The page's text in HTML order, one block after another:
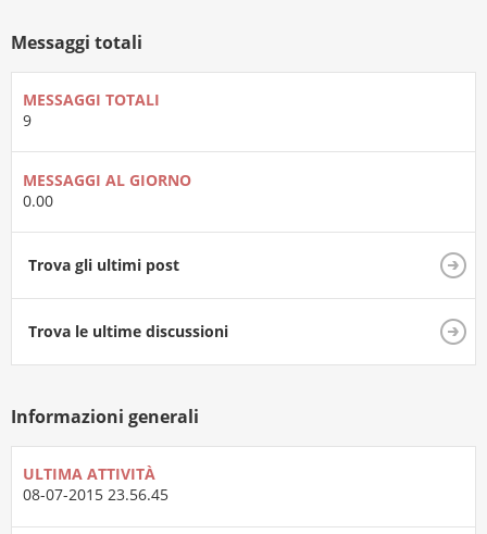
Messaggi totali
MESSAGGI TOTALI
9
MESSAGGI AL GIORNO
0.00
Trova gli ultimi post
Trova le ultime discussioni
Informazioni generali
ULTIMA ATTIVITÀ
08-07-2015 23.56.45